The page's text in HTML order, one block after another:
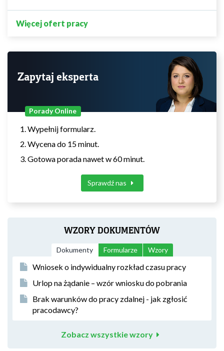
Więcej ofert pracy
Zapytaj eksperta
Porady Online
Wypełnij formularz.
Wycena do 15 minut.
Gotowa porada nawet w 60 minut.
Sprawdź nas
WZORY DOKUMENTÓW
Dokumenty Formularze Wzory
Wniosek o indywidualny rozkład czasu pracy
Urlop na żądanie – wzór wniosku do pobrania
Brak warunków do pracy zdalnej - jak zgłosić
pracodawcy?
Zobacz wszystkie wzory